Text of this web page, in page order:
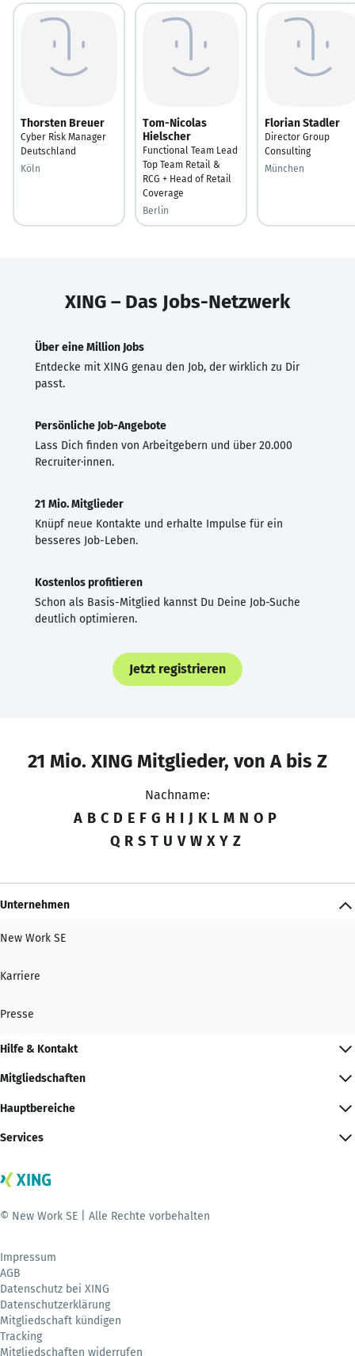
Thorsten Breuer
Cyber Risk Manager
Deutschland
Köln
Tom-Nicolas
Hielscher
Functional Team Lead
Top Team Retail &
RCG + Head of Retail
Coverage
Berlin
Florian Stadler
Director Group
Consulting
München
XING – Das Jobs-Netzwerk
Über eine Million Jobs
Entdecke mit XING genau den Job, der wirklich zu Dir
passt.
Persönliche Job-Angebote
Lass Dich finden von Arbeitgebern und über 20.000
Recruiter·innen.
21 Mio. Mitglieder
Knüpf neue Kontakte und erhalte Impulse für ein
besseres Job-Leben.
Kostenlos profitieren
Schon als Basis-Mitglied kannst Du Deine Job-Suche
deutlich optimieren.
Jetzt registrieren
21 Mio. XING Mitglieder, von A bis Z
Nachname:
A B C D E F G H I J K L M N O P
Q R S T U V W X Y Z
Unternehmen
New Work SE
Karriere
Presse
Hilfe & Kontakt
Mitgliedschaften
Hauptbereiche
Services
© New Work SE | Alle Rechte vorbehalten
Impressum
AGB
Datenschutz bei XING
Datenschutzerklärung
Mitgliedschaft kündigen
Tracking
Mitgliedschaften widerrufen